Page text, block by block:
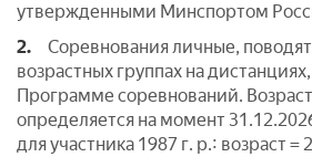
утвержденными Минспортом
2. Соревнования личные,
возрастных группах на
Программе соревнований.
определяется на момент
для участника 1987 г. р.: возраст =